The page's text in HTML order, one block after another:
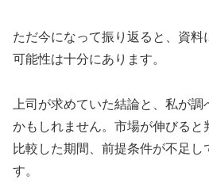
ただ今になって振り返ると、資料
可能性は十分にあります。
上司が求めていた結論と、私が
かもしれません。市場が伸びると
比較した期間、前提条件が不足し
す。